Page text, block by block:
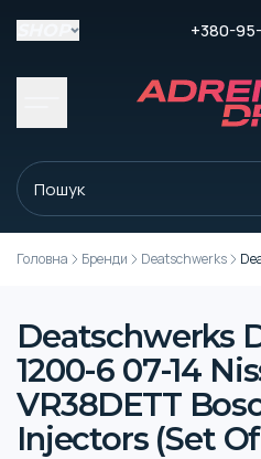
+380-
Головна Бренди Deatschwerks
Deatschwerks
1200-6 07-14
VR38DETT
Injectors (Set